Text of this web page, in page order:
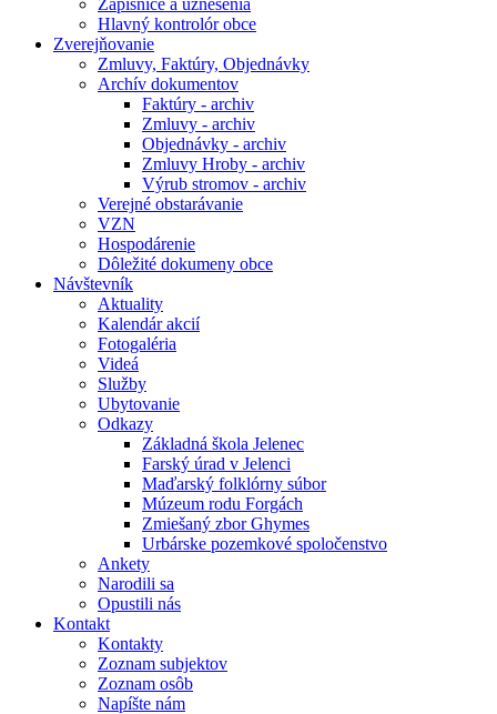
Zápisnice a uznesenia
Hlavný kontrolór obce
Zverejňovanie
Zmluvy, Faktúry, Objednávky
Archív dokumentov
Faktúry - archiv
Zmluvy - archiv
Objednávky - archiv
Zmluvy Hroby - archiv
Výrub stromov - archiv
Verejné obstarávanie
VZN
Hospodárenie
Dôležité dokumeny obce
Návštevník
Aktuality
Kalendár akcií
Fotogaléria
Videá
Služby
Ubytovanie
Odkazy
Základná škola Jelenec
Farský úrad v Jelenci
Maďarský folklórny súbor
Múzeum rodu Forgách
Zmiešaný zbor Ghymes
Urbárske pozemkové spoločenstvo
Ankety
Narodili sa
Opustili nás
Kontakt
Kontakty
Zoznam subjektov
Zoznam osôb
Napíšte nám